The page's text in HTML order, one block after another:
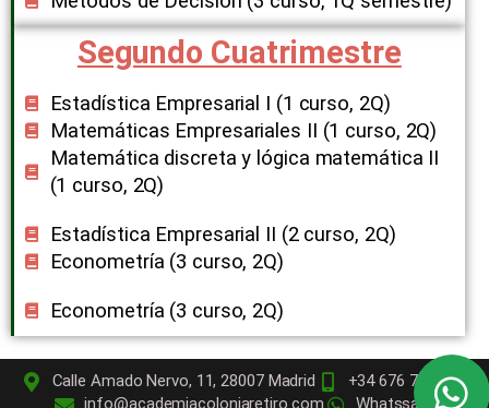
Segundo Cuatrimestre
Estadística Empresarial I (1 curso, 2Q​)
Matemáticas Empresariales II (1 curso, 2Q​)
Matemática discreta y lógica matemática II
(1 curso, 2Q​)
Estadística Empresarial II (2 curso, 2Q​)
Econometría (3 curso, 2Q​)
Econometría (3 curso, 2Q​)
Calle Amado Nervo, 11, 28007 Madrid
+34 676 72 59 98
info@academiacoloniaretiro.com
Whatssapp